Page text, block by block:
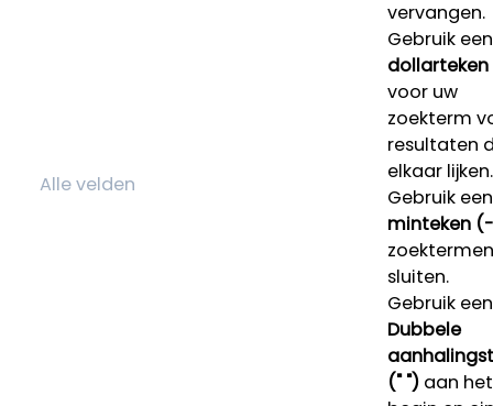
vervangen.
Gebruik een
voor uw
zoekterm
resultaten
elkaar lijken.
Gebruik een
minteken
sluiten.
Gebruik een
Dubbele
(" ")aan het